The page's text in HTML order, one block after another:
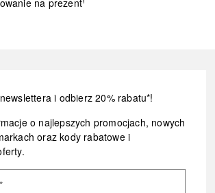
na prezent¹
i odbierz 20% rabatu*!
o najlepszych promocjach, nowych
oraz kody rabatowe i
*